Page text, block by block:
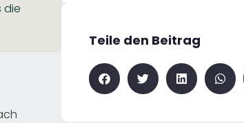
die
Teile den Beitrag